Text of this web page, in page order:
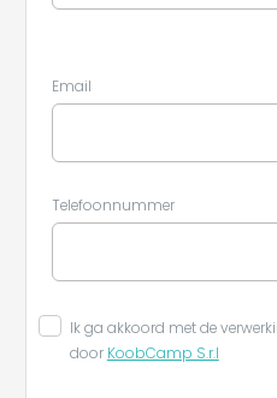
Email
Telefoonnummer
Ik ga akkoord met de
door KoobCamp S.r.l